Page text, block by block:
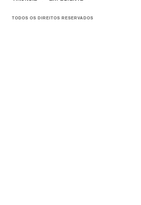
TODOS OS DIREITOS RESERVADOS